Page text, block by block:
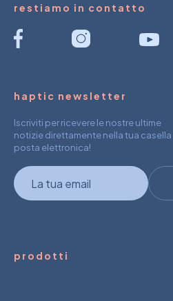
restiamo in contatto
haptic newsletter
Iscriviti per ricevere le nostre ultime
notizie direttamente nella tua casella
posta elettronica!
newsletter
prodotti